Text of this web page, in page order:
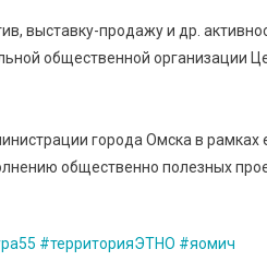
выставку-продажу и др.
общественной организации
города Омска в рамках
общественно полезных
#территорияЭТНО #яомич